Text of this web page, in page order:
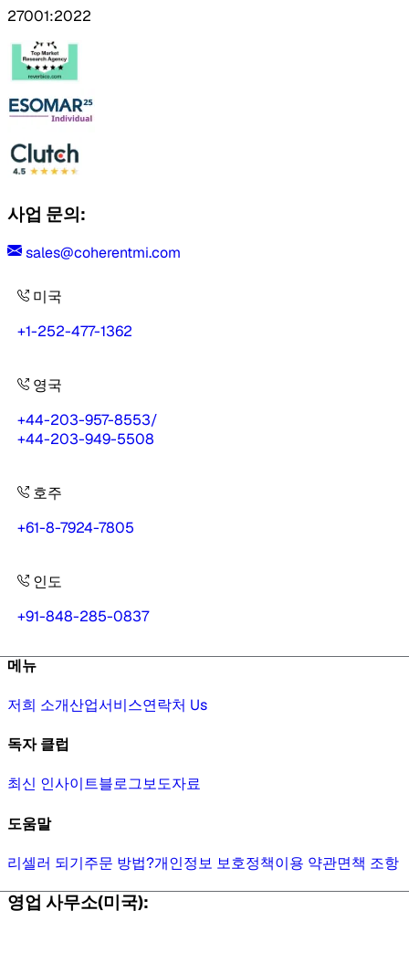
27001:2022
사업 문의:
sales@coherentmi.com
미국
+1-252-477-1362
영국
+44-203-957-8553/
+44-203-949-5508
호주
+61-8-7924-7805
인도
+91-848-285-0837
메뉴
저희 소개산업서비스연락처 Us
독자 클럽
최신 인사이트블로그보도자료
도움말
리셀러 되기주문 방법?개인정보 보호정책이용 약관면책 조항
영업 사무소(미국):